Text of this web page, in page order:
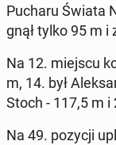
Pucharu Świata
gnął tylko 95 m i
Na 12. miejscu
m, 14. był
Stoch - 117,5 m i
Na 49. pozycji